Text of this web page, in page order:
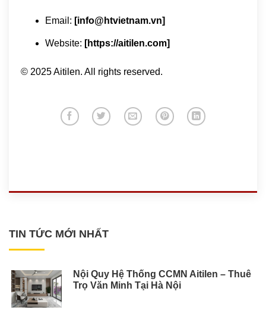
Email: [info@htvietnam.vn]
Website: [https://aitilen.com]
© 2025 Aitilen. All rights reserved.
TIN TỨC MỚI NHẤT
Nội Quy Hệ Thống CCMN Aitilen – Thuê
Trọ Văn Minh Tại Hà Nội